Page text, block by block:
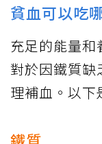
貧血可以吃
充足的能量和
對於因鐵質缺
理補血。以下
鐵質